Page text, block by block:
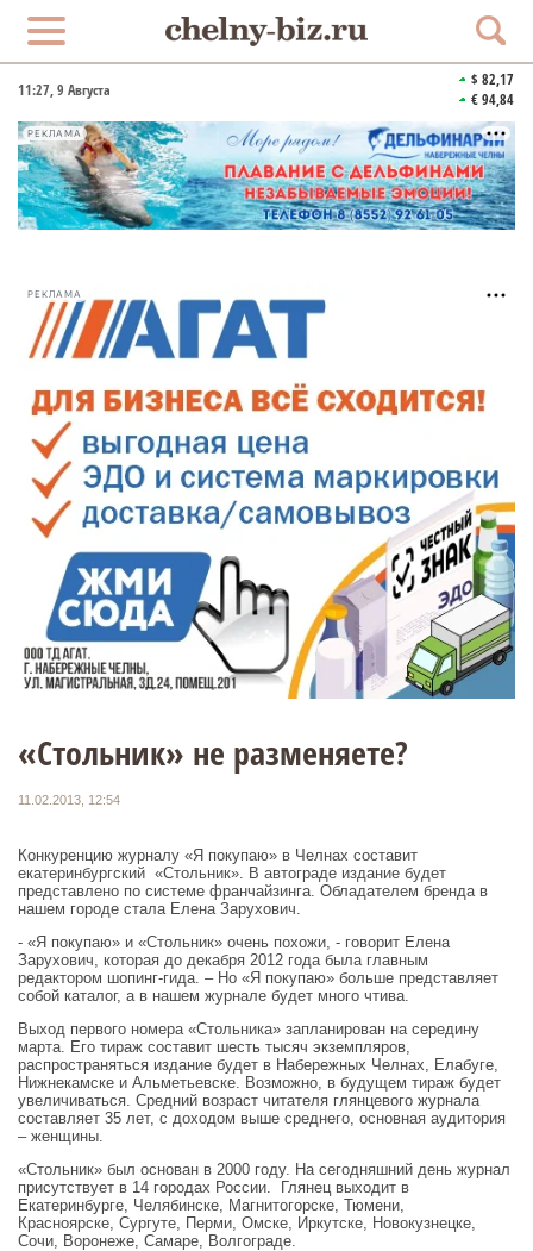
11:27, 9 Августа
$ 82,17
€ 94,84
РЕКЛАМА
РЕКЛАМА
«Стольник» не разменяете?
11.02.2013, 12:54
Конкуренцию журналу «Я покупаю» в Челнах составит
екатеринбургский «Стольник». В автограде издание будет
представлено по системе франчайзинга. Обладателем бренда в
нашем городе стала Елена Зарухович.
- «Я покупаю» и «Стольник» очень похожи, - говорит Елена
Зарухович, которая до декабря 2012 года была главным
редактором шопинг-гида. – Но «Я покупаю» больше представляет
собой каталог, а в нашем журнале будет много чтива.
Выход первого номера «Стольника» запланирован на середину
марта. Его тираж составит шесть тысяч экземпляров,
распространяться издание будет в Набережных Челнах, Елабуге,
Нижнекамске и Альметьевске. Возможно, в будущем тираж будет
увеличиваться. Средний возраст читателя глянцевого журнала
составляет 35 лет, с доходом выше среднего, основная аудитория
– женщины.
«Стольник» был основан в 2000 году. На сегодняшний день журнал
присутствует в 14 городах России. Глянец выходит в
Екатеринбурге, Челябинске, Магнитогорске, Тюмени,
Красноярске, Сургуте, Перми, Омске, Иркутске, Новокузнецке,
Сочи, Воронеже, Самаре, Волгограде.